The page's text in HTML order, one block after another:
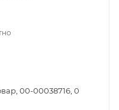
00-00038716, 0